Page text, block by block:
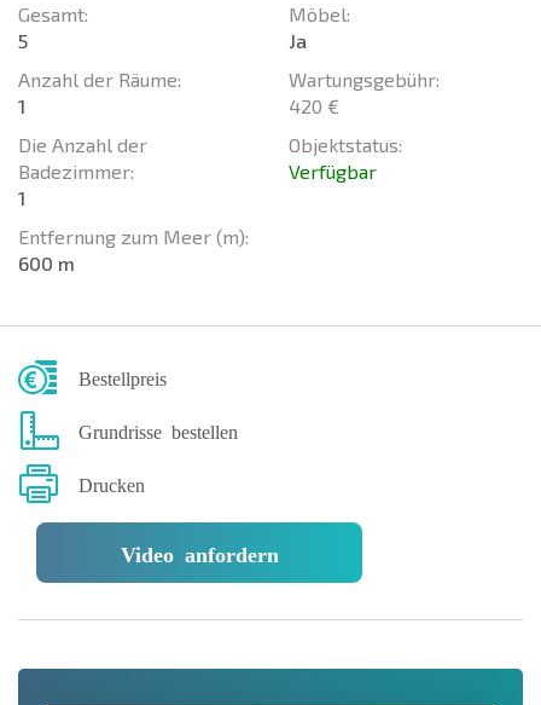
Gesamt:
5
Anzahl der Räume:
1
Die Anzahl der
Badezimmer:
1
Entfernung zum Meer (m):
600 m
Möbel:
Ja
Wartungsgebühr:
420 €
Objektstatus:
Verfügbar
Bestellpreis
Grundrisse bestellen
Drucken
Video anfordern